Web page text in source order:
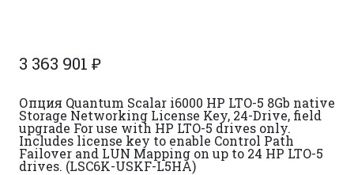
3 363 901 ₽
Опция Quantum Scalar i6000 HP LTO-5 8Gb native
Storage Networking License Key, 24-Drive, field
upgrade For use with HP LTO-5 drives only.
Includes license key to enable Control Path
Failover and LUN Mapping on up to 24 HP LTO-5
drives. (LSC6K-USKF-L5HA)